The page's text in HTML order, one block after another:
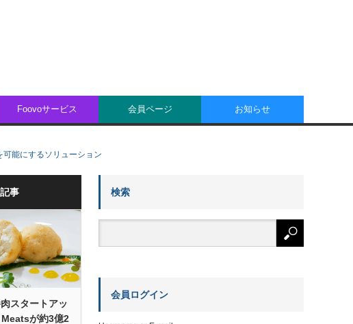
Foovoサービス 会員ページ お知らせ
能にするソリューション
事
スタートアッ
が約3億2
検索
会員ログイン